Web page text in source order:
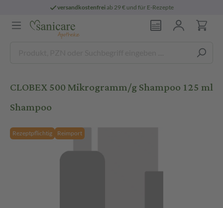
versandkostenfreiab 29 € und für E-Rezepte
CLOBEX 500 Mikrogramm/g Shampoo 125 ml
Shampoo
Rezeptpflichtig Reimport